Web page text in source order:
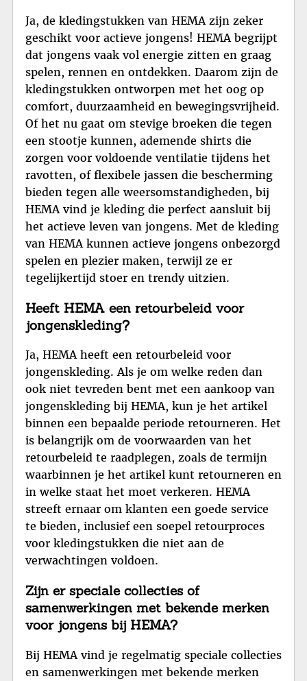
Ja, de kledingstukken van HEMA zijn zeker
geschikt voor actieve jongens! HEMA begrijpt
dat jongens vaak vol energie zitten en graag
spelen, rennen en ontdekken. Daarom zijn de
kledingstukken ontworpen met het oog op
comfort, duurzaamheid en bewegingsvrijheid.
Of het nu gaat om stevige broeken die tegen
een stootje kunnen, ademende shirts die
zorgen voor voldoende ventilatie tijdens het
ravotten, of flexibele jassen die bescherming
bieden tegen alle weersomstandigheden, bij
HEMA vind je kleding die perfect aansluit bij
het actieve leven van jongens. Met de kleding
van HEMA kunnen actieve jongens onbezorgd
spelen en plezier maken, terwijl ze er
tegelijkertijd stoer en trendy uitzien.
Heeft HEMA een retourbeleid voor
jongenskleding?
Ja, HEMA heeft een retourbeleid voor
jongenskleding. Als je om welke reden dan
ook niet tevreden bent met een aankoop van
jongenskleding bij HEMA, kun je het artikel
binnen een bepaalde periode retourneren. Het
is belangrijk om de voorwaarden van het
retourbeleid te raadplegen, zoals de termijn
waarbinnen je het artikel kunt retourneren en
in welke staat het moet verkeren. HEMA
streeft ernaar om klanten een goede service
te bieden, inclusief een soepel retourproces
voor kledingstukken die niet aan de
verwachtingen voldoen.
Zijn er speciale collecties of
samenwerkingen met bekende merken
voor jongens bij HEMA?
Bij HEMA vind je regelmatig speciale collecties
en samenwerkingen met bekende merken